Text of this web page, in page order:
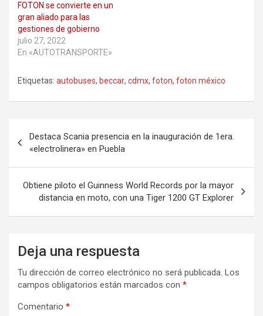
FOTON se convierte en un
gran aliado para las
gestiones de gobierno
julio 27, 2022
En «AUTOTRANSPORTE»
Etiquetas: autobuses, beccar, cdmx, foton, foton méxico
de
entradas
Destaca Scania presencia en la inauguración de 1era.
«electrolinera» en Puebla
Obtiene piloto el Guinness World Records por la mayor
distancia en moto, con una Tiger 1200 GT Explorer
Deja una respuesta
Tu dirección de correo electrónico no será publicada. Los
campos obligatorios están marcados con *
Comentario *